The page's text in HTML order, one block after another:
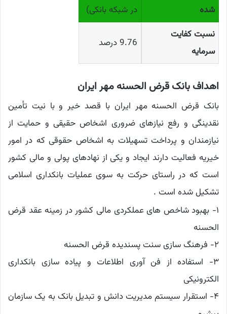
شده
در شبکه بانکی)
نسبت کفایت
سرمایه
9.76 درصد
اهداف بانک قرض الحسنه مهر ایران
بانک قرض الحسنه مهر ایران با قصد خیر و با نیت تأمین
نقدینگی و رفع نیازهای ضروری اشخاص حقیقی و حمایت از
نیازمندان و پرداخت تسهیلات به اشخاص حقوقی که در امور
خیریه فعالیت دارند ایجاد و یکی از نهادهای پولی و مالی کشور
است که در راستای حرکت به سوی عملیات بانکداری اسلامی
تشکیل شده است .
۱- بهبود شاخص های عملکردی مالی کشور در زمینه عقد قرض
الحسنه
۲- فرهنگ سازی سنت پسندیده قرض الحسنه
۳- استفاده از فن آوری اطلاعات و پیاده سازی بانکداری
الکترونیکی
۴- استقرار سیستم مدیریت دانش و تبدیل بانک به یک سازمان